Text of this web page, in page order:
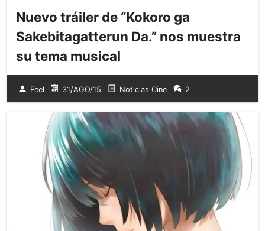
Nuevo tráiler de “Kokoro ga
Sakebitagatterun Da.” nos muestra
su tema musical
Feel 31/AGO/15 Noticias Cine 2